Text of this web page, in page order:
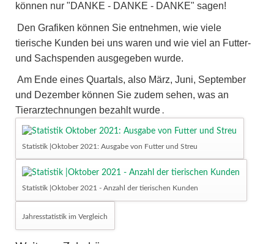
können nur "DANKE - DANKE - DANKE" sagen!
Den Grafiken können Sie entnehmen, wie viele
tierische Kunden bei uns waren und wie viel an Futter-
und Sachspenden ausgegeben wurde.
Am Ende eines Quartals, also März, Juni, September
und Dezember können Sie zudem sehen, was an
Tierarztechnungen bezahlt wurde .
Statistik |Oktober 2021: Ausgabe von Futter und Streu
Statistik |Oktober 2021 - Anzahl der tierischen Kunden
Jahresstatistik im Vergleich